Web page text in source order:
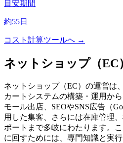
目安期間
約55日
コスト計算ツールへ →
ネットショップ（EC
ネットショップ（EC）の運営は
カートシステムの構築・運用か
モール出店、SEOやSNS広告（
用した集客、さらには在庫管理
ポートまで多岐にわたります。
に回すためには、専門知識と実